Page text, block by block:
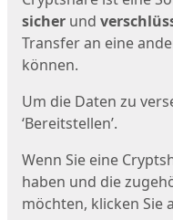
sicher und
Transfer an eine
können.
Um die Daten zu
‘Bereitstellen’.
Wenn Sie eine
haben und die
möchten, klicken Sie